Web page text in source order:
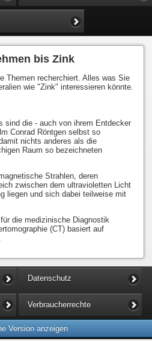
bis Zink
Themen recherchiert. Alles was Sie
wie "Zink" interessieren könnte.
sind die - auch von ihrem Entdecker
Conrad Röntgen selbst so
nichts anderes als die
Raum so bezeichneten
Strahlen, deren
zwischen dem ultravioletten Licht
liegen und sich dabei teilweise mit
die medizinische Diagnostik
(CT) basiert auf
Datenschutz
Verbraucherrechte
Version anzeigen